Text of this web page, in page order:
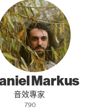
Markus
音效專家
790